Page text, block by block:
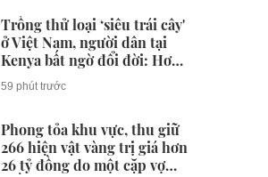
Trồng thử loại ‘siêu trái cây'
ở Việt Nam, người dân tại
Kenya bất ngờ đổi đời: Hơn
3 năm được thu hoạch, sản
lượng không đủ để bán
59 phút trước
Phong tỏa khu vực, thu giữ
266 hiện vật vàng trị giá hơn
26 tỷ đồng do một cặp vợ